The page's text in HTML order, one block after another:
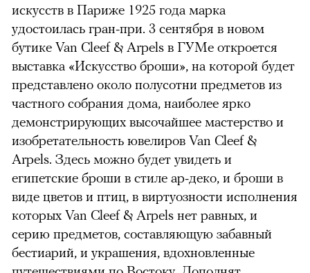
искусств в Париже 1925 года марка
удостоилась гран-при. 3 сентября в новом
бутике Van Cleef & Arpels в ГУМе откроется
выставка «Искусство броши», на которой будет
представлено около полусотни предметов из
частного собрания дома, наиболее ярко
демонстрирующих высочайшее мастерство и
изобретательность ювелиров Van Cleef &
Arpels. Здесь можно будет увидеть и
египетские броши в стиле ар-деко, и броши в
виде цветов и птиц, в виртуозности исполнения
которых Van Cleef & Arpels нет равных, и
серию предметов, составляющую забавный
бестиарий, и украшения, вдохновленные